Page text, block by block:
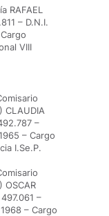
RAFAEL
– D.N.I.
VIII
CLAUDIA
–
– Cargo
I.Se.P.
OSCAR
–
– Cargo